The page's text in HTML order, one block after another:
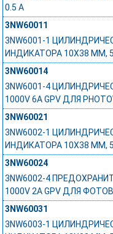
0.5 A
3NW60011
3NW6001-1
ИНДИКАТОРА 10Х38 ММ,
3NW60014
3NW6001-4
1000V 6A GPV ДЛЯ
3NW60021
3NW6002-1
ИНДИКАТОРА 10Х38 ММ,
3NW60024
3NW6002-4
1000V 2A GPV ДЛЯ
3NW60031
3NW6003-1